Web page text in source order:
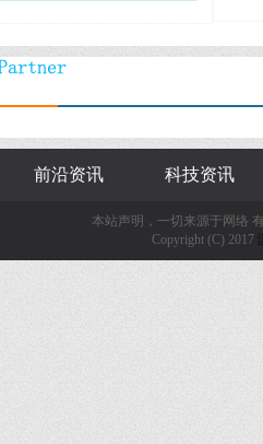
前沿资讯 科技资讯
本站声明，一切来源于网络
Copyright (C) 2017